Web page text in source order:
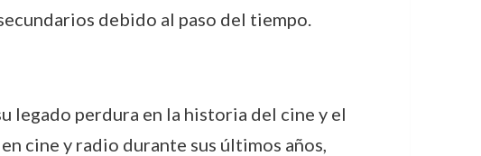
debido al paso del tiempo.
legado perdura en la historia del cine y el
cine y radio durante sus últimos años,